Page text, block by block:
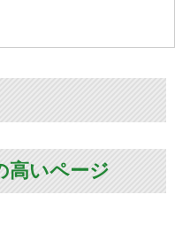
高いページ